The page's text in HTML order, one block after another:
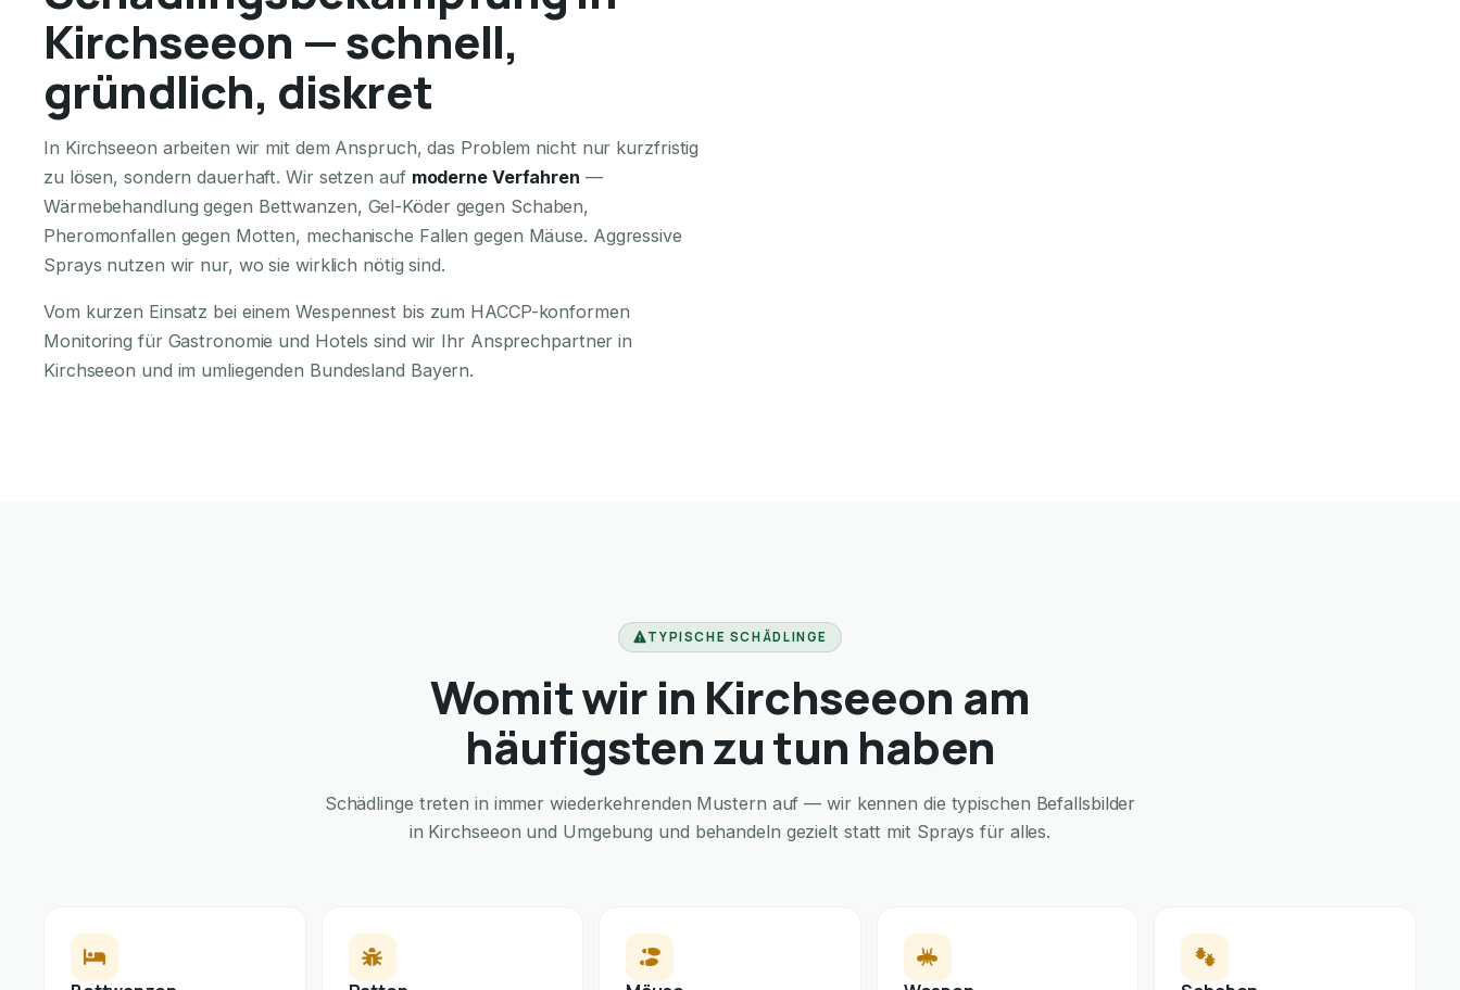
Kirchseeon — schnell,
gründlich, diskret
In Kirchseeon arbeiten wir mit dem Anspruch, das Problem nicht nur kurzfristig
zu lösen, sondern dauerhaft. Wir setzen auf moderne Verfahren —
Wärmebehandlung gegen Bettwanzen, Gel-Köder gegen Schaben,
Pheromonfallen gegen Motten, mechanische Fallen gegen Mäuse. Aggressive
Sprays nutzen wir nur, wo sie wirklich nötig sind.
Vom kurzen Einsatz bei einem Wespennest bis zum HACCP-konformen
Monitoring für Gastronomie und Hotels sind wir Ihr Ansprechpartner in
Kirchseeon und im umliegenden Bundesland Bayern.
TYPISCHE SCHÄDLINGE
Womit wir in Kirchseeon am
häufigsten zu tun haben
Schädlinge treten in immer wiederkehrenden Mustern auf — wir kennen die typischen Befallsbilder
in Kirchseeon und Umgebung und behandeln gezielt statt mit Sprays für alles.